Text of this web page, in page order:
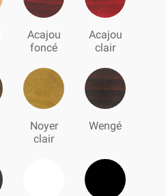
Acajou
foncé
Acajou
clair
Noyer
clair
Wengé